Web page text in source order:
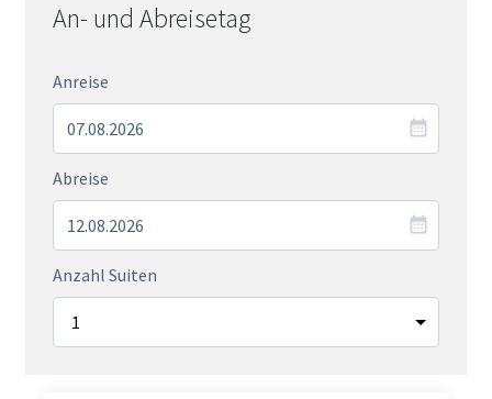
An- und Abreisetag
Anreise
Abreise
Anzahl Suiten